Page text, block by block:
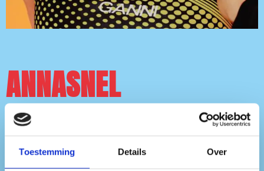
Toestemming Details Over
ANNASNEL
Sinds 2024 staat ANNASNEL
achter de decks. Na jaren op de